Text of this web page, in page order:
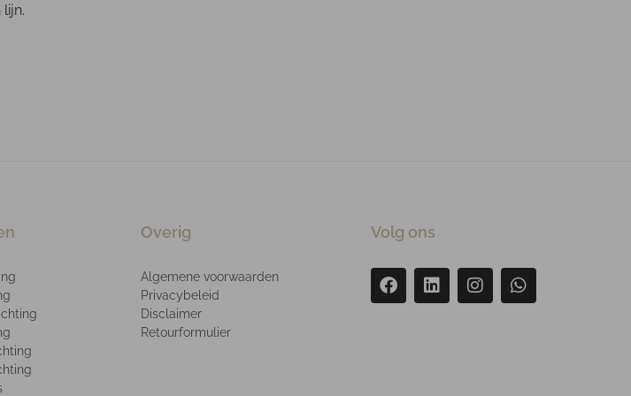
Overig
Algemene voorwaarden
Privacybeleid
Disclaimer
Retourformulier
Volg ons